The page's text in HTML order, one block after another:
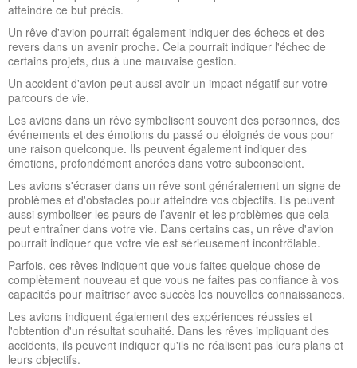
atteindre ce but précis.
Un rêve d'avion pourrait également indiquer des échecs et des
revers dans un avenir proche. Cela pourrait indiquer l'échec de
certains projets, dus à une mauvaise gestion.
Un accident d'avion peut aussi avoir un impact négatif sur votre
parcours de vie.
Les avions dans un rêve symbolisent souvent des personnes, des
événements et des émotions du passé ou éloignés de vous pour
une raison quelconque. Ils peuvent également indiquer des
émotions, profondément ancrées dans votre subconscient.
Les avions s'écraser dans un rêve sont généralement un signe de
problèmes et d'obstacles pour atteindre vos objectifs. Ils peuvent
aussi symboliser les peurs de l’avenir et les problèmes que cela
peut entraîner dans votre vie. Dans certains cas, un rêve d'avion
pourrait indiquer que votre vie est sérieusement incontrôlable.
Parfois, ces rêves indiquent que vous faites quelque chose de
complètement nouveau et que vous ne faites pas confiance à vos
capacités pour maîtriser avec succès les nouvelles connaissances.
Les avions indiquent également des expériences réussies et
l'obtention d'un résultat souhaité. Dans les rêves impliquant des
accidents, ils peuvent indiquer qu'ils ne réalisent pas leurs plans et
leurs objectifs.